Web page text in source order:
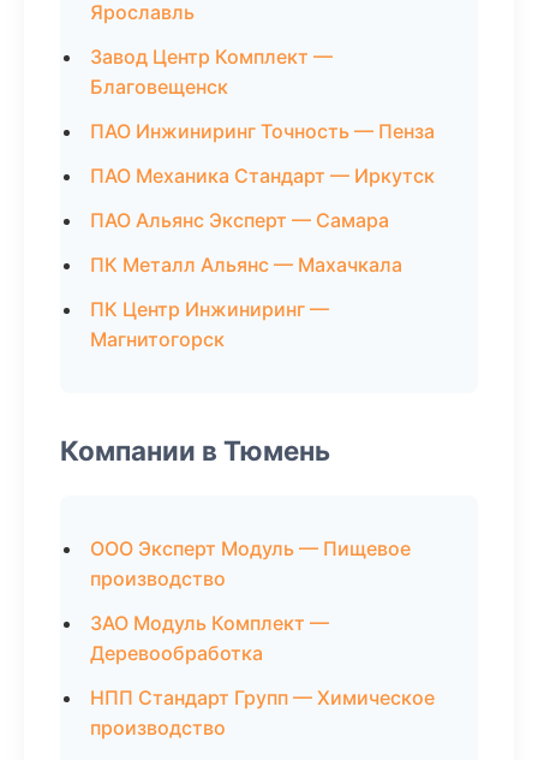
Ярославль
Завод Центр Комплект —
Благовещенск
ПАО Инжиниринг Точность — Пенза
ПАО Механика Стандарт — Иркутск
ПАО Альянс Эксперт — Самара
ПК Металл Альянс — Махачкала
ПК Центр Инжиниринг —
Магнитогорск
Компании в Тюмень
ООО Эксперт Модуль — Пищевое
производство
ЗАО Модуль Комплект —
Деревообработка
НПП Стандарт Групп — Химическое
производство